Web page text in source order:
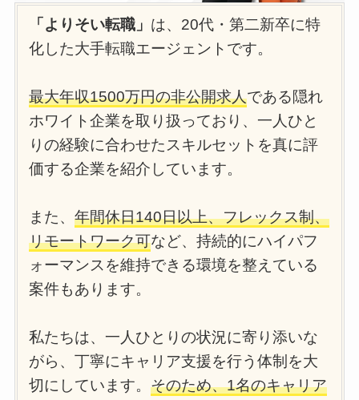
「よりそい転職」 は、20代・第二新卒に特
化した大手転職エージェントです。
最大年収1500万円の非公開求人である隠れ
ホワイト企業を取り扱っており、一人ひと
りの経験に合わせたスキルセットを真に評
価する企業を紹介しています。
また、年間休日140日以上、フレックス制、
リモートワーク可など、持続的にハイパフ
ォーマンスを維持できる環境を整えている
案件もあります。
私たちは、一人ひとりの状況に寄り添いな
がら、丁寧にキャリア支援を行う体制を大
切にしています。そのため、1名のキャリア